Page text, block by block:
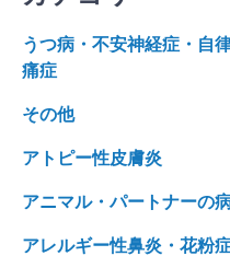
うつ病・不安神経症・自
痛症
その他
アトピー性皮膚炎
アニマル・パートナーの
アレルギー性鼻炎・花粉